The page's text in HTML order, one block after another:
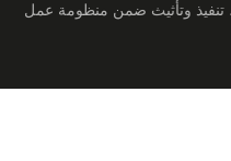
ضمن منظومة عمل